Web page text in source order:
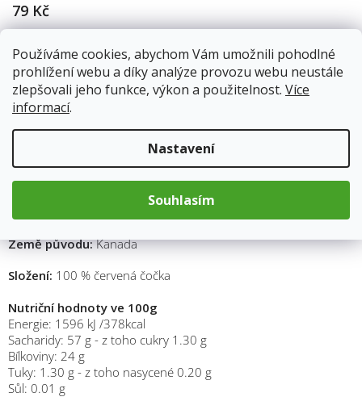
Používáme cookies, abychom Vám umožnili pohodlné
prohlížení webu a díky analýze provozu webu neustále
zlepšovali jeho funkce, výkon a použitelnost. Více
informací.
Nastavení
Souhlasím
79 Kč
Do košíku
Příprava:čočku přebereme a propláchneme. Vložíme do
neosolené vlažné vody. Vaříme do změknutí. Solíme dle chuti
těsně před změknutím.
je chutná jako příloha, součást salátů či pomazánek
Země původu: Kanada
Složení: 100 % červená čočka
Nutriční hodnoty ve 100g
Energie: 1596 kJ /378kcal
Sacharidy: 57 g - z toho cukry 1.30 g
Bílkoviny: 24 g
Tuky: 1.30 g - z toho nasycené 0.20 g
Sůl: 0.01 g